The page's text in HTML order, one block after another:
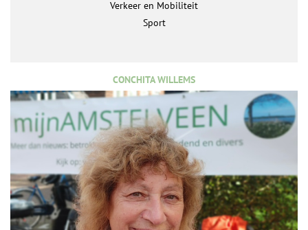
Verkeer en Mobiliteit
Sport
CONCHITA WILLEMS